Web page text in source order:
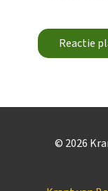
Reactie
© 2026